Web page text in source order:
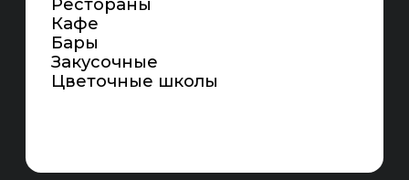
АНАЛИЗ ПОВЕДЕНИЯ НА САЙТЕ
Изучаем, какие страницы смотрят
чаще всего — меню, акции, галерея,
блог, отзывы. Оцениваем воронку:
с какого запроса пришёл пользователь
и как он повёл себя.
от запроса «ресторан у метро